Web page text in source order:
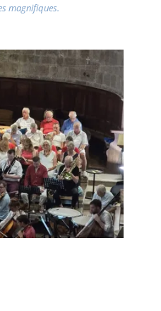
magnifiques.